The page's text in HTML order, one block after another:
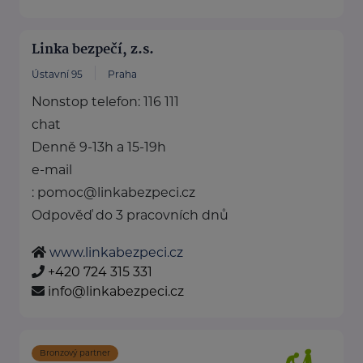
Linka bezpečí, z.s.
Ústavní 95 Praha
Nonstop telefon: 116 111
chat
Denně 9-13h a 15-19h
e-mail
: pomoc@linkabezpeci.cz
Odpověď do 3 pracovních dnů
www.linkabezpeci.cz
+420 724 315 331
info@linkabezpeci.cz
Bronzový partner